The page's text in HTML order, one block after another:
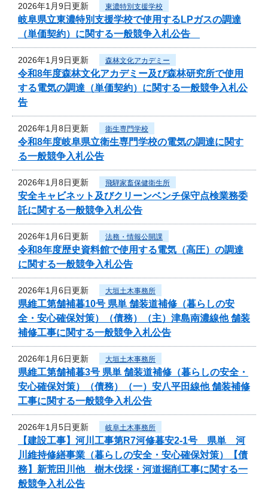
2026年1月9日更新 東濃特別支援学校
岐阜県立東濃特別支援学校で使用するLPガスの調達
（単価契約）に関する一般競争入札公告
2026年1月9日更新 森林文化アカデミー
令和8年度森林文化アカデミー及び森林研究所で使用
する電気の調達（単価契約）に関する一般競争入札公
告
2026年1月8日更新 衛生専門学校
令和8年度岐阜県立衛生専門学校の電気の調達に関す
る一般競争入札公告
2026年1月8日更新 飛騨家畜保健衛生所
安全キャビネット及びクリーンベンチ保守点検業務委
託に関する一般競争入札公告
2026年1月6日更新 法務・情報公開課
令和8年度歴史資料館で使用する電気（高圧）の調達
に関する一般競争入札公告
2026年1月6日更新 大垣土木事務所
県維工第舗補暮10号 県単 舗装道補修（暮らしの安
全・安心確保対策）（債務）（主）津島南濃線他 舗装
補修工事に関する一般競争入札公告
2026年1月6日更新 大垣土木事務所
県維工第舗補暮3号 県単 舗装道補修（暮らしの安全・
安心確保対策）（債務）（一）安八平田線他 舗装補修
工事に関する一般競争入札公告
2026年1月5日更新 岐阜土木事務所
【建設工事】河川工事第R7河修暮安2-1号 県単 河
川維持修繕事業（暮らしの安全・安心確保対策）【債
務】新荒田川他 樹木伐採・河道掘削工事に関する一
般競争入札公告